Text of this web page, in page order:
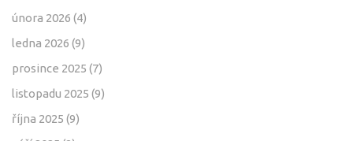
února 2026 (4)
ledna 2026 (9)
prosince 2025 (7)
listopadu 2025 (9)
října 2025 (9)